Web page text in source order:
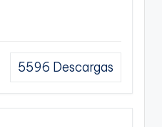
5596 Descargas